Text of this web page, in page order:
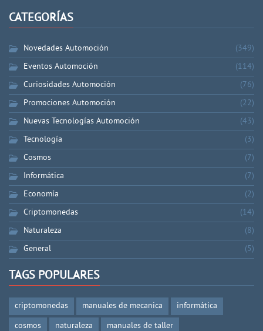
CATEGORÍAS
Novedades Automoción
(349)
Eventos Automoción
(114)
Curiosidades Automoción
(76)
Promociones Automoción
(22)
Nuevas Tecnologías Automoción
(43)
Tecnología
(3)
Cosmos
(7)
Informática
(7)
Economía
(2)
Criptomonedas
(14)
Naturaleza
(8)
General
(5)
TAGS POPULARES
criptomonedas manuales de mecanica
informática
cosmos
naturaleza manuales de taller